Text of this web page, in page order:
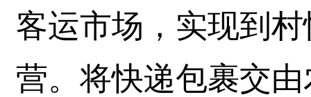
客运市场，实现到
营。将快递包裹交